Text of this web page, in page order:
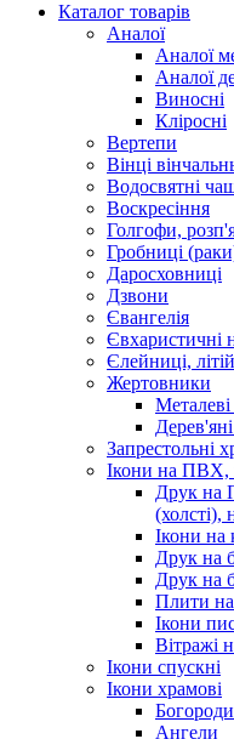
Каталог товарів
Аналої
Аналої
Аналої
Виносні
Кліросні
Вертепи
Вінці
Водосвятні
Воскресіння
Голгофи,
Гробниці
Даросховниці
Дзвони
Євангелія
Євхаристичні
Єлейниці,
Жертовники
Запрестольні
Ікони на ПВХ,
Друк на
(холсті),
Ікони на
Друк на
Друк на
Плити
Ікони
Вітражі
Ікони спускні
Ікони храмові
Ангели